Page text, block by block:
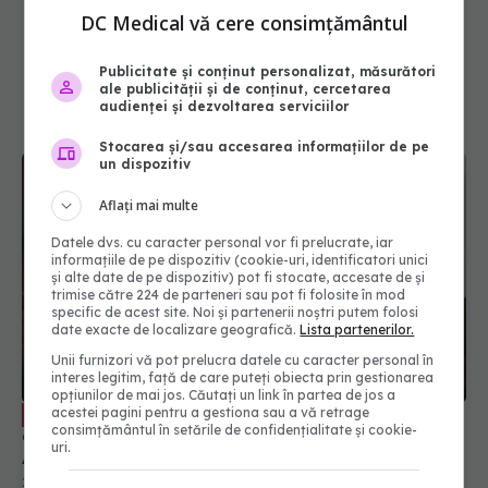
EXCLUSIV Ce trebuie să știi dacă ai avut o rudă
diagnosticată cu cancer. Conf. dr. Viorica Rădoi:
Anamneză amănunțită și un istoric familial
28 iun 2025, 17:59
DC Medical vă cere consimțământul
Publicitate și conținut personalizat, măsurători
ale publicității și de conținut, cercetarea
audienței și dezvoltarea serviciilor
Stocarea și/sau accesarea informațiilor de pe
un dispozitiv
Aflați mai multe
Datele dvs. cu caracter personal vor fi prelucrate, iar
informațiile de pe dispozitiv (cookie-uri, identificatori unici
și alte date de pe dispozitiv) pot fi stocate, accesate de și
trimise către 224 de parteneri sau pot fi folosite în mod
specific de acest site. Noi și partenerii noștri putem folosi
date exacte de localizare geografică.Lista partenerilor.
Unii furnizori vă pot prelucra datele cu caracter personal în
interes legitim, față de care puteți obiecta prin gestionarea
opțiunilor de mai jos. Căutați un link în partea de jos a
acestei pagini pentru a gestiona sau a vă retrage
consimțământul în setările de confidențialitate și cookie-
uri.